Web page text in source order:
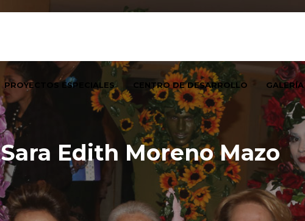
PROYECTOS ESPECIALES CENTRO DE DESARROLLO GALERÍA
Sara Edith Moreno Mazo